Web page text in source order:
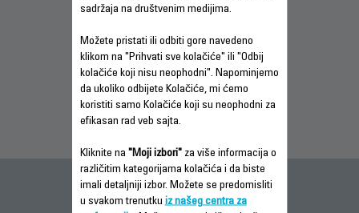
GARANCIJI
UPUTSTVO ZA
UPOTREBU
Česta pitanja
sadržaja na društvenim medijima.
Možete pristati ili odbiti gore navedeno
klikom na "Prihvati sve kolačiće" ili "Odbij
kolačiće koji nisu neophodni". Napominjemo
da ukoliko odbijete Kolačiće, mi ćemo
koristiti samo Kolačiće koji su neophodni za
efikasan rad veb sajta.
Kliknite na "Moji izbori"za više informacija o
različitim kategorijama kolačića i da biste
imali detaljniji izbor. Možete se predomisliti
u svakom trenutku iz našeg centra za